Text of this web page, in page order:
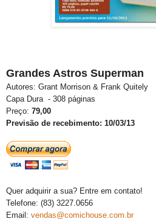
Grandes Astros Superman
Autores: Grant Morrison & Frank Quitely
Capa Dura - 308 páginas
Preço: 79,00
Previsão de recebimento: 10/03/13
Quer adquirir a sua? Entre em contato!
Telefone: (83) 3227.0656
Email: vendas@comichouse.com.br